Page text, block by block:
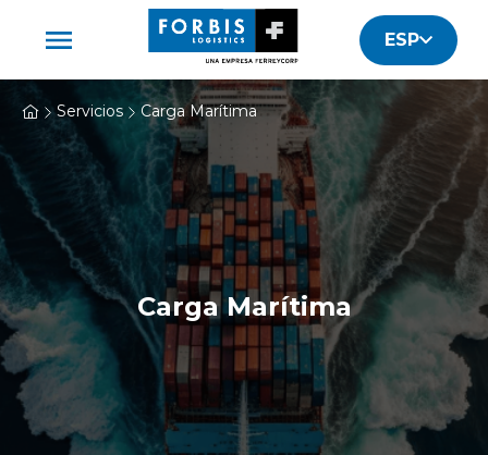
ESP
Carga Marítima
Servicios Carga Marítima